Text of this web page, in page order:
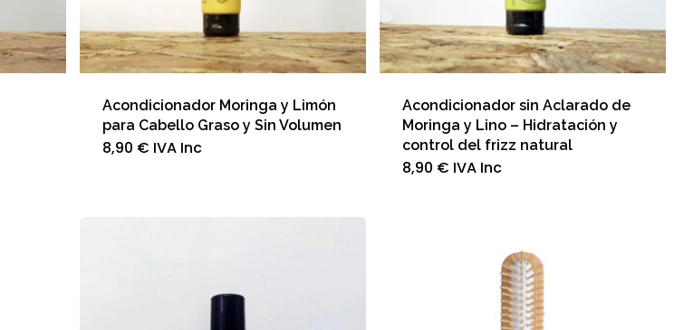
Acondicionador Moringa y Limón
para Cabello Graso y Sin Volumen
8,90 € IVA Inc
Acondicionador sin Aclarado de
Moringa y Lino – Hidratación y
control del frizz natural
8,90 € IVA Inc